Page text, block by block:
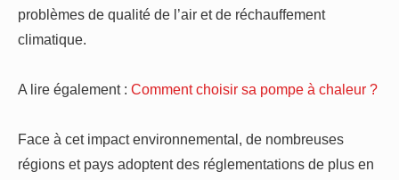
problèmes de qualité de l’air et de réchauffement
climatique.
A lire également : Comment choisir sa pompe à chaleur ?
Face à cet impact environnemental, de nombreuses
régions et pays adoptent des réglementations de plus en